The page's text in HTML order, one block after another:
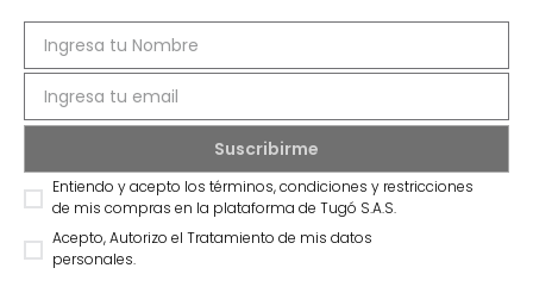
Entiendo y acepto los términos, condiciones y restricciones
de mis compras en la plataforma de Tugó S.A.S.
Acepto, Autorizo el Tratamiento de mis datos
personales.